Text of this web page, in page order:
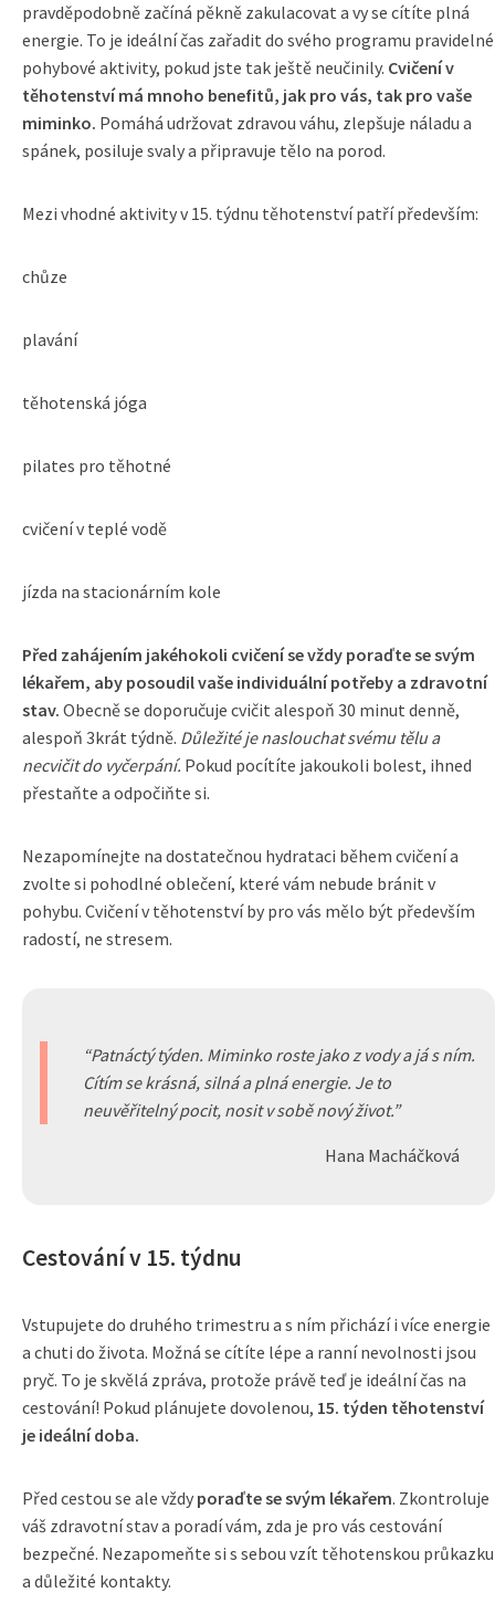
pravděpodobně začíná pěkně zakulacovat a vy se cítíte plná
energie. To je ideální čas zařadit do svého programu pravidelné
pohybové aktivity, pokud jste tak ještě neučinily. Cvičení v
těhotenství má mnoho benefitů, jak pro vás, tak pro vaše
miminko. Pomáhá udržovat zdravou váhu, zlepšuje náladu a
spánek, posiluje svaly a připravuje tělo na porod.
Mezi vhodné aktivity v 15. týdnu těhotenství patří především:
chůze
plavání
těhotenská jóga
pilates pro těhotné
cvičení v teplé vodě
jízda na stacionárním kole
Před zahájením jakéhokoli cvičení se vždy poraďte se svým
lékařem, aby posoudil vaše individuální potřeby a zdravotní
stav. Obecně se doporučuje cvičit alespoň 30 minut denně,
alespoň 3krát týdně. Důležité je naslouchat svému tělu a
necvičit do vyčerpání. Pokud pocítíte jakoukoli bolest, ihned
přestaňte a odpočiňte si.
Nezapomínejte na dostatečnou hydrataci během cvičení a
zvolte si pohodlné oblečení, které vám nebude bránit v
pohybu. Cvičení v těhotenství by pro vás mělo být především
radostí, ne stresem.
Patnáctý týden. Miminko roste jako z vody a já s ním.
Cítím se krásná, silná a plná energie. Je to
neuvěřitelný pocit, nosit v sobě nový život.
Hana Macháčková
Cestování v 15. týdnu
Vstupujete do druhého trimestru a s ním přichází i více energie
a chuti do života. Možná se cítíte lépe a ranní nevolnosti jsou
pryč. To je skvělá zpráva, protože právě teď je ideální čas na
cestování! Pokud plánujete dovolenou, 15. týden těhotenství
je ideální doba.
Před cestou se ale vždy poraďte se svým lékařem. Zkontroluje
váš zdravotní stav a poradí vám, zda je pro vás cestování
bezpečné. Nezapomeňte si s sebou vzít těhotenskou průkazku
a důležité kontakty.